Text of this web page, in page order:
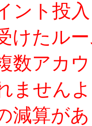
ント投
けたル
数アカ
ません
減算が